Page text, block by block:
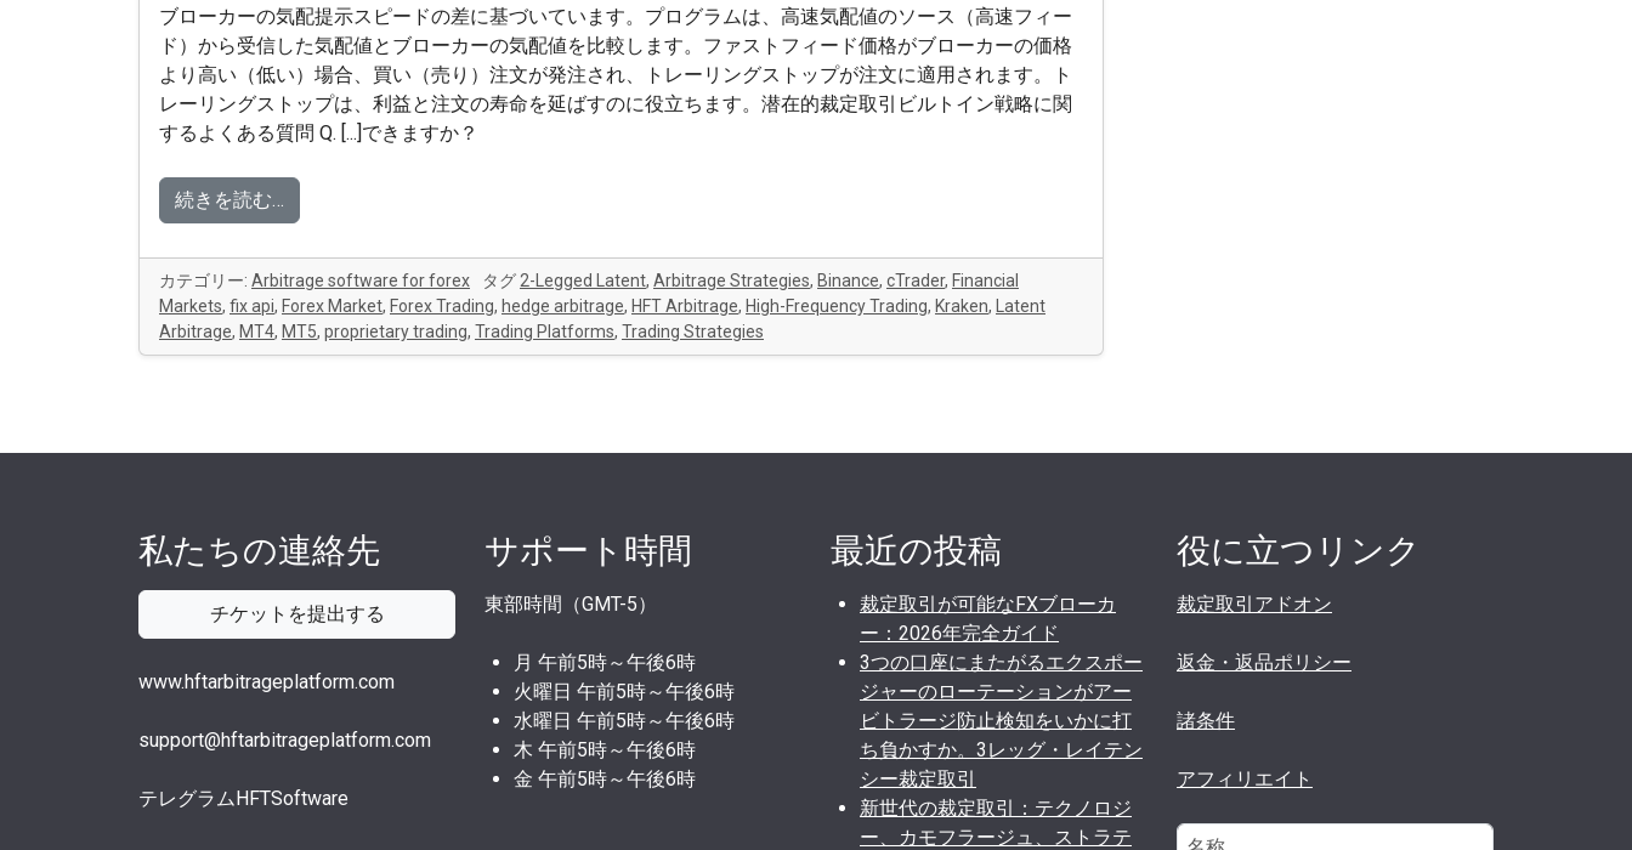
ブローカーの気配提示スピードの差に基づいています。プログラムは、高速気配値のソース（高速フィー
ド）から受信した気配値とブローカーの気配値を比較します。ファストフィード価格がブローカーの価格
より高い（低い）場合、買い（売り）注文が発注され、トレーリングストップが注文に適用されます。ト
レーリングストップは、利益と注文の寿命を延ばすのに役立ちます。潜在的裁定取引ビルトイン戦略に関
するよくある質問 Q. [...]できますか？
続きを読む…
カテゴリー: Arbitrage software for forex タグ 2-Legged Latent, Arbitrage Strategies, Binance, cTrader, Financial
Markets, fix api, Forex Market, Forex Trading, hedge arbitrage, HFT Arbitrage, High-Frequency Trading, Kraken,
Latent
Arbitrage, MT4, MT5, proprietary trading, Trading Platforms, Trading Strategies
私たちの連絡先
チケットを提出する
www.hftarbitrageplatform.com
support@hftarbitrageplatform.com
テレグラムHFTSoftware
サポート時間
東部時間（GMT-5）
月 午前5時～午後6時
火曜日 午前5時～午後6時
水曜日 午前5時～午後6時
木 午前5時～午後6時
金 午前5時～午後6時
最近の投稿
裁定取引が可能なFXブローカ
ー：2026年完全ガイド
3つの口座にまたがるエクスポー
ジャーのローテーションがアー
ビトラージ防止検知をいかに打
ち負かすか。3レッグ・レイテン
シー裁定取引
新世代の裁定取引：テクノロジ
ー、カモフラージュ、ストラテ
役に立つリンク
裁定取引アドオン
返金・返品ポリシー
諸条件
アフィリエイト